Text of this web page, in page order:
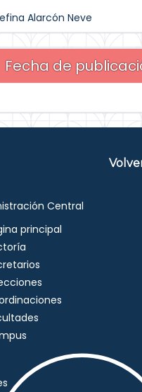
Alarcón Neve
Fecha de
Central
principal